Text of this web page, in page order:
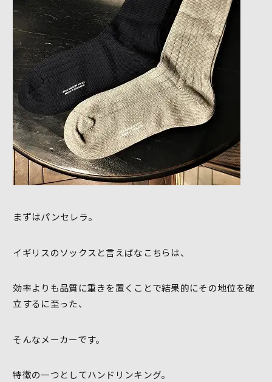
まずはパンセレラ。
イギリスのソックスと言えばなこちらは、
効率よりも品質に重きを置くことで結果的にその地位を確
立するに至った、
そんなメーカーです。
特徴の一つとしてハンドリンキング。